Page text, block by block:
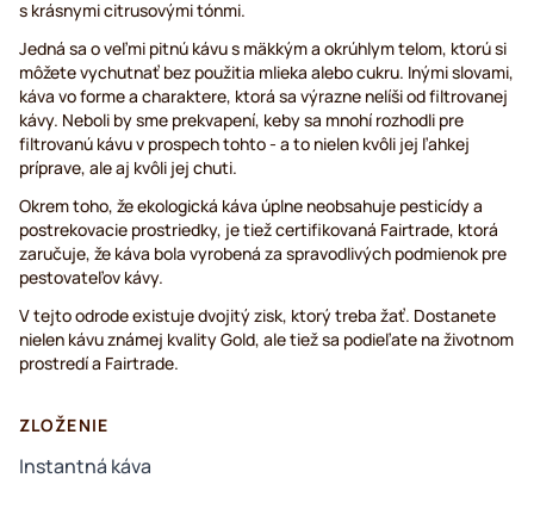
s krásnymi citrusovými tónmi.
Jedná sa o veľmi pitnú kávu s mäkkým a okrúhlym telom, ktorú si
môžete vychutnať bez použitia mlieka alebo cukru. Inými slovami,
káva vo forme a charaktere, ktorá sa výrazne nelíši od filtrovanej
kávy. Neboli by sme prekvapení, keby sa mnohí rozhodli pre
filtrovanú kávu v prospech tohto - a to nielen kvôli jej ľahkej
príprave, ale aj kvôli jej chuti.
Okrem toho, že ekologická káva úplne neobsahuje pesticídy a
postrekovacie prostriedky, je tiež certifikovaná Fairtrade, ktorá
zaručuje, že káva bola vyrobená za spravodlivých podmienok pre
pestovateľov kávy.
V tejto odrode existuje dvojitý zisk, ktorý treba žať. Dostanete
nielen kávu známej kvality Gold, ale tiež sa podieľate na životnom
prostredí a Fairtrade.
ZLOŽENIE
Instantná káva